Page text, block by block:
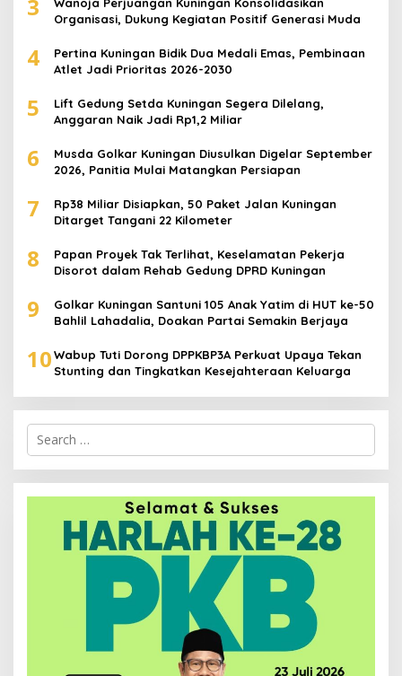
3
Wanoja Perjuangan Kuningan Konsolidasikan
Organisasi, Dukung Kegiatan Positif Generasi Muda
4
Pertina Kuningan Bidik Dua Medali Emas, Pembinaan
Atlet Jadi Prioritas 2026-2030
5
Lift Gedung Setda Kuningan Segera Dilelang,
Anggaran Naik Jadi Rp1,2 Miliar
6
Musda Golkar Kuningan Diusulkan Digelar September
2026, Panitia Mulai Matangkan Persiapan
7
Rp38 Miliar Disiapkan, 50 Paket Jalan Kuningan
Ditarget Tangani 22 Kilometer
8
Papan Proyek Tak Terlihat, Keselamatan Pekerja
Disorot dalam Rehab Gedung DPRD Kuningan
9
Golkar Kuningan Santuni 105 Anak Yatim di HUT ke-50
Bahlil Lahadalia, Doakan Partai Semakin Berjaya
10Wabup Tuti Dorong DPPKBP3A Perkuat Upaya Tekan
Stunting dan Tingkatkan Kesejahteraan Keluarga
Search
for: